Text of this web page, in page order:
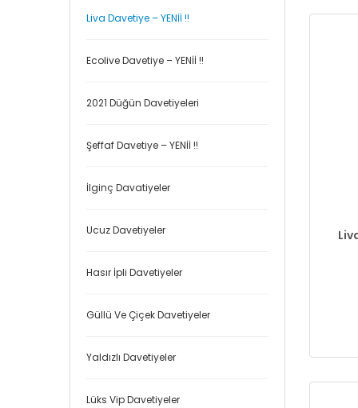
Liva Davetiye – YENİİ !!
Ecolive Davetiye – YENİİ !!
2021 Düğün Davetiyeleri
Şeffaf Davetiye – YENİİ !!
İlginç Davatiyeler
Ucuz Davetiyeler
Hasır İpli Davetiyeler
Güllü Ve Çiçek Davetiyeler
Yaldızlı Davetiyeler
Lüks Vip Davetiyeler